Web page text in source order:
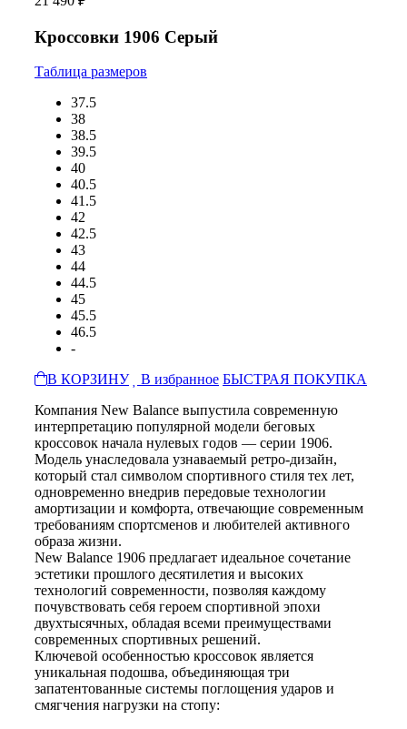
Кроссовки 1906 Серый
Таблица размеров
37.5
38
38.5
39.5
40
40.5
41.5
42
42.5
43
44
44.5
45
45.5
46.5
-
В КОРЗИНУ
В избранное БЫСТРАЯ ПОКУПКА
Компания New Balance выпустила современную
интерпретацию популярной модели беговых
кроссовок начала нулевых годов — серии 1906.
Модель унаследовала узнаваемый ретро-дизайн,
который стал символом спортивного стиля тех лет,
одновременно внедрив передовые технологии
амортизации и комфорта, отвечающие современным
требованиям спортсменов и любителей активного
образа жизни.
New Balance 1906 предлагает идеальное сочетание
эстетики прошлого десятилетия и высоких
технологий современности, позволяя каждому
почувствовать себя героем спортивной эпохи
двухтысячных, обладая всеми преимуществами
современных спортивных решений.
Ключевой особенностью кроссовок является
уникальная подошва, объединяющая три
запатентованные системы поглощения ударов и
смягчения нагрузки на стопу: